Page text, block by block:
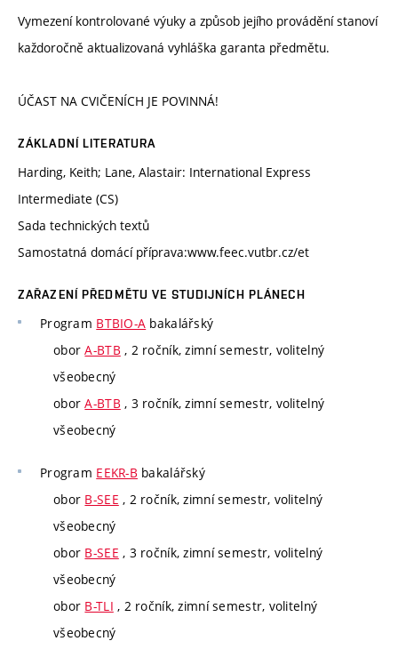
Vymezení kontrolované výuky a způsob jejího provádění stanoví
každoročně aktualizovaná vyhláška garanta předmětu.
ÚČAST NA CVIČENÍCH JE POVINNÁ!
ZÁKLADNÍ LITERATURA
Harding, Keith; Lane, Alastair: International Express
Intermediate (CS)
Sada technických textů
Samostatná domácí příprava:www.feec.vutbr.cz/et
ZAŘAZENÍ PŘEDMĚTU VE STUDIJNÍCH PLÁNECH
Program BTBIO-A bakalářský
oborA-BTB , 2 ročník, zimní semestr, volitelný
všeobecný
oborA-BTB , 3 ročník, zimní semestr, volitelný
všeobecný
Program EEKR-B bakalářský
obor B-SEE , 2 ročník, zimní semestr, volitelný
všeobecný
obor B-SEE , 3 ročník, zimní semestr, volitelný
všeobecný
obor B-TLI , 2 ročník, zimní semestr, volitelný
všeobecný